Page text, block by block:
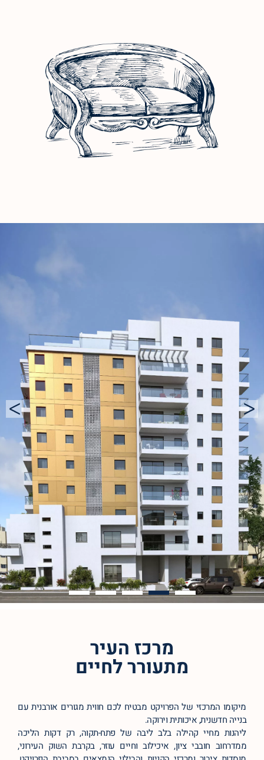
1
2
3
4
מרכז העיר
מתעורר לחיים
מיקומו המרכזי של הפרויקט מבטיח לכם חווית מגורים אורבנית עם
בנייה חדשנית, איכותית וירוקה.
ליהנות מחיי קהילה בלב ליבה של פתח-תקוה, רק דקות הליכה
ממדרחוב חובבי ציון, איכילוב וחיים עוזר, בקרבת השוק העירוני,